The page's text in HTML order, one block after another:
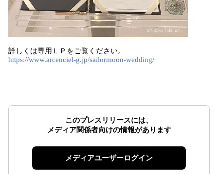
詳しくは専用ＬＰをご覧ください。
https://www.arcenciel-g.jp/sailormoon-wedding/
このプレスリリースには、
メディア関係者向けの情報があります
メディアユーザーログイン